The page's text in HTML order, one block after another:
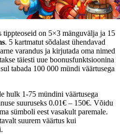
tippteoseid on 5×3 mänguvälja ja 15
. 5 kartmatut sõdalast ühendavad
varandus ja kirjutada oma nimed
täiesti uue boonusfunktsioonina
tabada 100 000 mündi väärtusega
hulk 1-75 mündini väärtusega
suuruseks 0.01€ – 150€. Võidu
sümboli eest vasakult paremale.
suurem väärtus kui